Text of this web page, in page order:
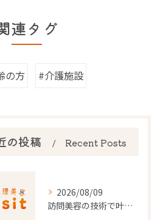
連タグ
の方 #介護施設
の投稿 Recent Posts
2026/08/09
訪問美容の技術で叶える快適な暮らし千葉県香取郡神崎町の最新事情